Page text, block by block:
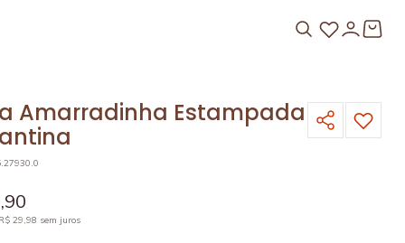
Amarradinha Estampada
,90
R$ 29,98 sem juros